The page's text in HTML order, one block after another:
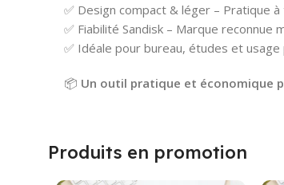
✅ Design compact & léger – Pratique
✅ Fiabilité Sandisk – Marque reconnue
✅ Idéale pour bureau, études et usage
📦 Un outil pratique et économique
Produits en promotion